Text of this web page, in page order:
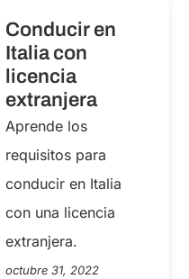
Conducir en
Italia con
licencia
extranjera
Aprende los
requisitos para
conducir en Italia
con una licencia
extranjera.
octubre 31, 2022